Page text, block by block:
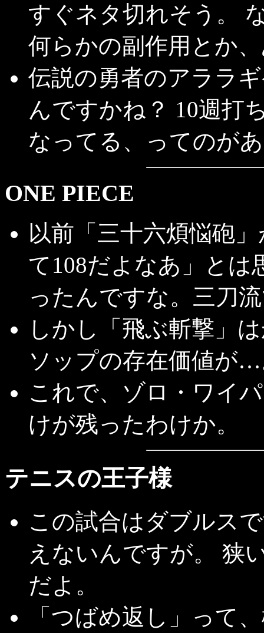
すぐネタ切れそう。
何らかの副作用とか
伝説の勇者のアララ
んですかね？ 10週打
なってる、ってのが
ONE PIECE
以前「三十六煩悩砲
て108だよなあ」とは
ったんですな。三刀
しかし「飛ぶ斬撃」
ソップの存在価値が
これで、ゾロ・ワイ
けが残ったわけか。
テニスの王子様
この試合はダブルス
えないんですが。 狭
だよ。
「つばめ返し」って